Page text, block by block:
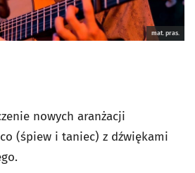
mat. pras.
nowych aranżacji
(śpiew i taniec) z dźwiękami